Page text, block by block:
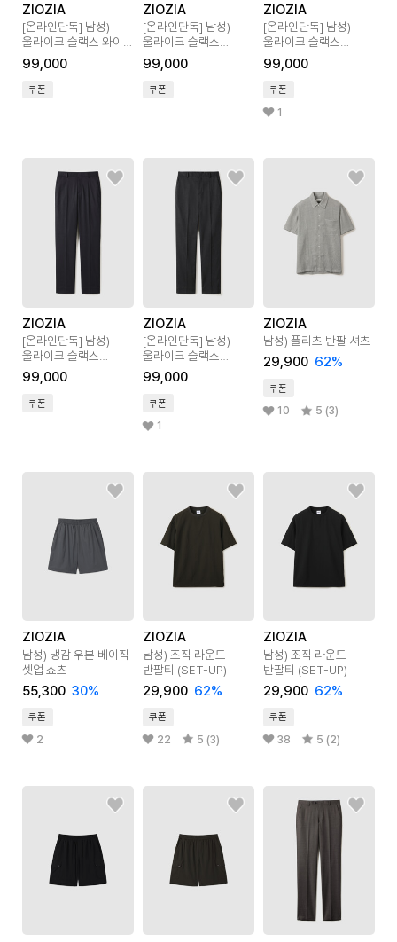
ZIOZIA
[온라인단독] 남성)
울라이크 슬랙스 와이드
핏
99,000
쿠폰
ZIOZIA
[온라인단독] 남성)
울라이크 슬랙스
테이퍼드 핏
99,000
쿠폰
ZIOZIA
[온라인단독] 남성)
울라이크 슬랙스
테이퍼드 핏
99,000
쿠폰
1
ZIOZIA
[온라인단독] 남성)
울라이크 슬랙스
테이퍼드 핏
99,000
쿠폰
ZIOZIA
[온라인단독] 남성)
울라이크 슬랙스
테이퍼드 핏
99,000
쿠폰
1
ZIOZIA
남성) 플리츠 반팔 셔츠
29,900 62%
쿠폰
10 5 (3)
ZIOZIA
남성) 냉감 우븐 베이직
셋업 쇼츠
55,300 30%
쿠폰
2
ZIOZIA
남성) 조직 라운드
반팔티 (SET-UP)
29,900 62%
쿠폰
22 5 (3)
ZIOZIA
남성) 조직 라운드
반팔티 (SET-UP)
29,900 62%
쿠폰
38 5 (2)